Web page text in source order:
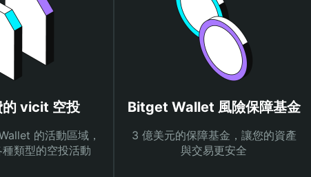
的 vicit 空投
的活動區域，
類型的空投活動
Bitget Wallet 風險保障基金
3 億美元的保障基金，讓您的資產
與交易更安全